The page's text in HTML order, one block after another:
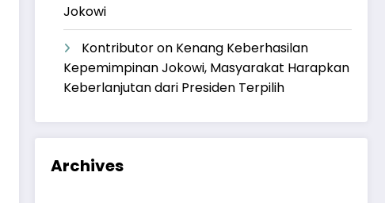
Jokowi
Kontributoron Kenang Keberhasilan
Kepemimpinan Jokowi, Masyarakat Harapkan
Keberlanjutan dari Presiden Terpilih
Archives